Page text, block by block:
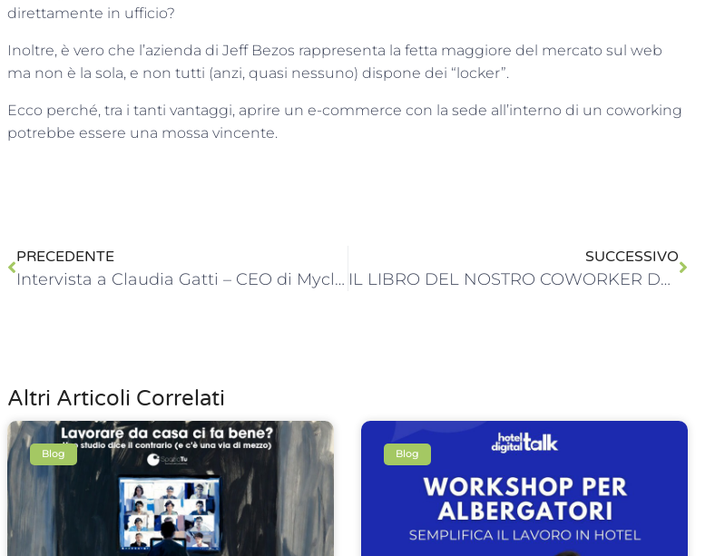
direttamente in ufficio?
Inoltre, è vero che l’azienda di Jeff Bezos rappresenta la fetta maggiore del mercato sul web
ma non è la sola, e non tutti (anzi, quasi nessuno) dispone dei “locker”.
Ecco perché, tra i tanti vantaggi, aprire un e-commerce con la sede all’interno di un coworking
potrebbe essere una mossa vincente.
PRECEDENTE
Intervista a Claudia Gatti – CEO di Myclah e di Le Panier Studio
SUCCESSIVO
IL LIBRO DEL NOSTRO COWORKER DAVIDE BERTOZZI
Altri Articoli Correlati
Blog Blog